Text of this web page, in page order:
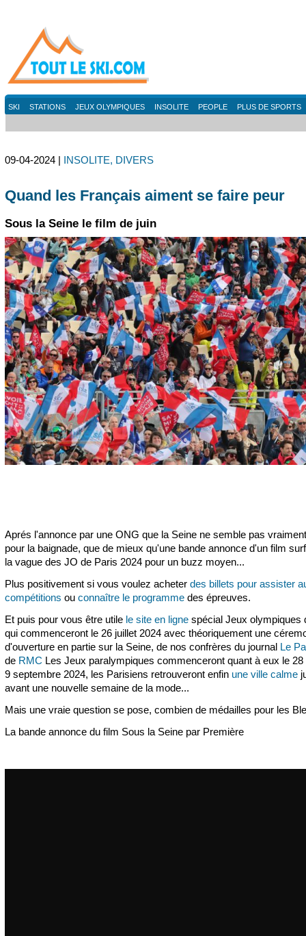
SKI STATIONS JEUX OLYMPIQUES INSOLITE PEOPLE PLUS DE SPORTS
09-04-2024 | INSOLITE, DIVERS
Quand les Français aiment se faire peur
Sous la Seine le film de juin
Aprés l'annonce par une ONG que la Seine ne semble pas
pour la baignade, que de mieux qu'une bande annonce d'un film
la vague des JO de Paris 2024 pour un buzz moyen...
Plus positivement si vous voulez acheter des billets pour assister
compétitions ou connaître le programme des épreuves.
Et puis pour vous être utile le site en ligne spécial Jeux olympiques
qui commenceront le 26 juillet 2024 avec théoriquement une
d'ouverture en partie sur la Seine, de nos confrères du journal Le
de RMC Les Jeux paralympiques commenceront quant à eux le 28
9 septembre 2024, les Parisiens retrouveront enfin une ville calme
avant une nouvelle semaine de la mode...
Mais une vraie question se pose, combien de médailles pour les
La bande annonce du film Sous la Seine par Première